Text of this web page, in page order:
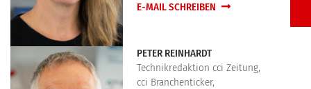
E-MAIL SCHREIBEN
PETER REINHARDT
Technikredaktion cci Zeitung,
cci Branchenticker,